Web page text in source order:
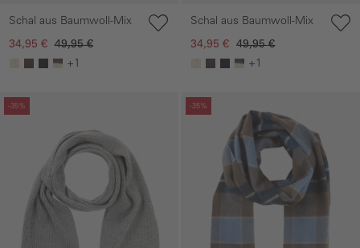
Schal aus Baumwoll-Mix
34,95 €
49,95 €
+1
Schal aus Baumwoll-Mix
34,95 €
49,95 €
+1
-35%
überspringen
-35%
Galerie überspringen